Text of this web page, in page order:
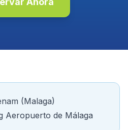
(Malaga)
Aeropuerto de Málaga